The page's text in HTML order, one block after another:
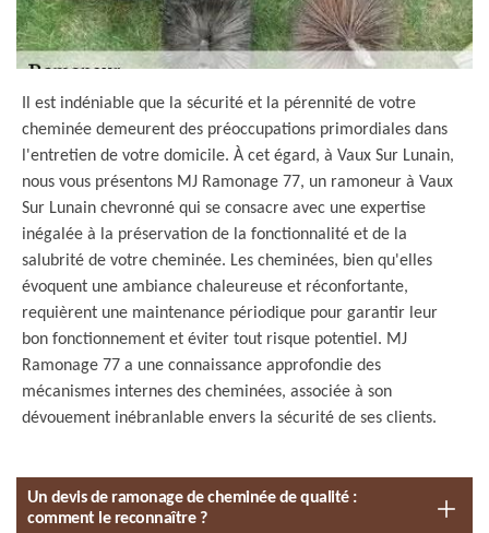
Il est indéniable que la sécurité et la pérennité de votre
cheminée demeurent des préoccupations primordiales dans
l'entretien de votre domicile. À cet égard, à Vaux Sur Lunain,
nous vous présentons MJ Ramonage 77, un ramoneur à Vaux
Sur Lunain chevronné qui se consacre avec une expertise
inégalée à la préservation de la fonctionnalité et de la
salubrité de votre cheminée. Les cheminées, bien qu'elles
évoquent une ambiance chaleureuse et réconfortante,
requièrent une maintenance périodique pour garantir leur
bon fonctionnement et éviter tout risque potentiel. MJ
Ramonage 77 a une connaissance approfondie des
mécanismes internes des cheminées, associée à son
dévouement inébranlable envers la sécurité de ses clients.
Un devis de ramonage de cheminée de qualité :
comment le reconnaître ?